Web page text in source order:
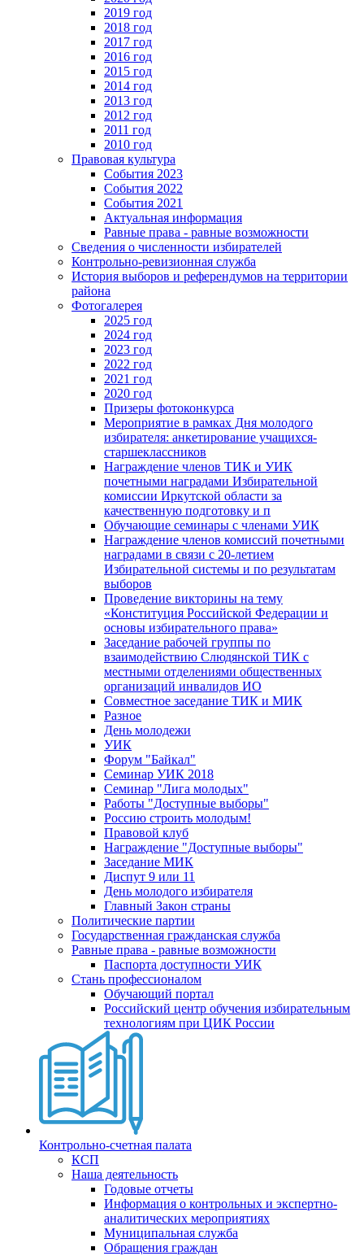
2019 год
2018 год
2017 год
2016 год
2015 год
2014 год
2013 год
2012 год
2011 год
2010 год
Правовая культура
События 2023
События 2022
События 2021
Актуальная информация
Равные права - равные возможности
Сведения о численности избирателей
Контрольно-ревизионная служба
История выборов и референдумов на территории
района
Фотогалерея
2025 год
2024 год
2023 год
2022 год
2021 год
2020 год
Призеры фотоконкурса
Мероприятие в рамках Дня молодого
избирателя: анкетирование учащихся-
старшеклассников
Награждение членов ТИК и УИК
почетными наградами Избирательной
комиссии Иркутской области за
качественную подготовку и п
Обучающие семинары с членами УИК
Награждение членов комиссий почетными
наградами в связи с 20-летием
Избирательной системы и по результатам
выборов
Проведение викторины на тему
«Конституция Российской Федерации и
основы избирательного права»
Заседание рабочей группы по
взаимодействию Слюдянской ТИК с
местными отделениями общественных
организаций инвалидов ИО
Совместное заседание ТИК и МИК
Разное
День молодежи
УИК
Форум "Байкал"
Семинар УИК 2018
Семинар "Лига молодых"
Работы "Доступные выборы"
Россию строить молодым!
Правовой клуб
Награждение "Доступные выборы"
Заседание МИК
Диспут 9 или 11
День молодого избирателя
Главный Закон страны
Политические партии
Государственная гражданская служба
Равные права - равные возможности
Паспорта доступности УИК
Стань профессионалом
Обучающий портал
Российский центр обучения избирательным
технологиям при ЦИК России
Контрольно-счетная палата
КСП
Наша деятельность
Годовые отчеты
Информация о контрольных и экспертно-
аналитических мероприятиях
Муниципальная служба
Обращения граждан